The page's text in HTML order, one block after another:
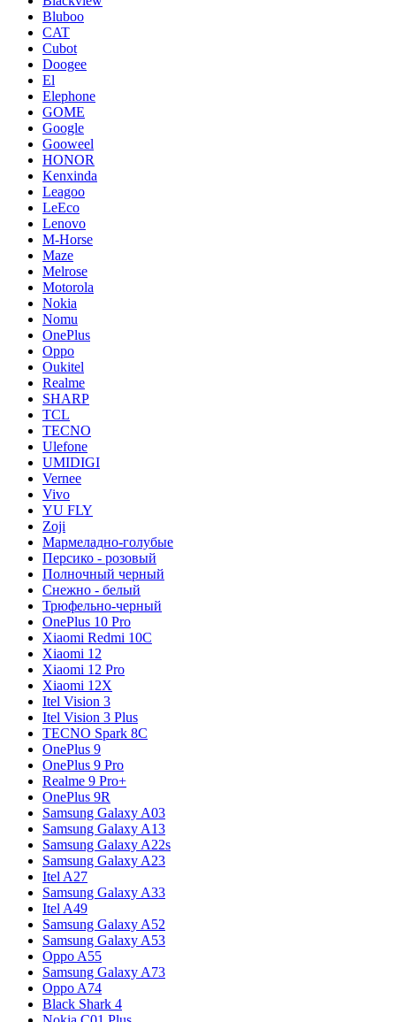
Bluboo
CAT
Cubot
Doogee
El
Elephone
GOME
Google
Gooweel
HONOR
Kenxinda
Leagoo
LeEco
Lenovo
M-Horse
Maze
Melrose
Motorola
Nokia
Nomu
OnePlus
Oppo
Oukitel
Realme
SHARP
TCL
TECNO
Ulefone
UMIDIGI
Vernee
Vivo
YU FLY
Zoji
Мармеладно-голубые
Персико - розовый
Полночный черный
Снежно - белый
Трюфельно-черный
OnePlus 10 Pro
Xiaomi Redmi 10C
Xiaomi 12
Xiaomi 12 Pro
Xiaomi 12X
Itel Vision 3
Itel Vision 3 Plus
TECNO Spark 8C
OnePlus 9
OnePlus 9 Pro
Realme 9 Pro+
OnePlus 9R
Samsung Galaxy A03
Samsung Galaxy A13
Samsung Galaxy A22s
Samsung Galaxy A23
Itel A27
Samsung Galaxy A33
Itel A49
Samsung Galaxy A52
Samsung Galaxy A53
Oppo A55
Samsung Galaxy A73
Oppo A74
Black Shark 4